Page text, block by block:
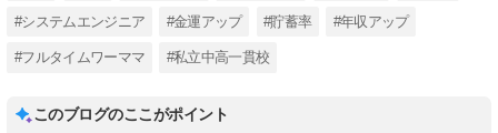
#システムエンジニア #金運アップ #貯蓄率 #年収アップ
#フルタイムワーママ #私立中高一貫校
このブログのここがポイント